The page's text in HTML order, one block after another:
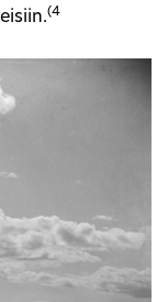
(4